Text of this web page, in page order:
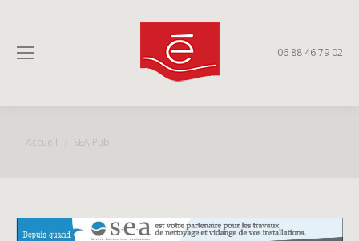
06 88 46 79 02
Vous êtes ici :
Accueil SEA Pub